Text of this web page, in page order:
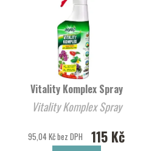
Vitality Komplex Spray
Vitality Komplex Spray
95,04 Kč bez DPH 115 Kč